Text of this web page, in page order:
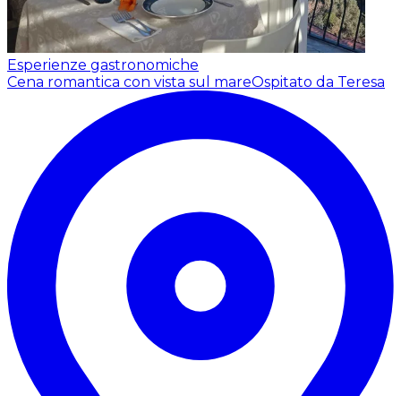
Esperienze gastronomiche
Cena romantica con vista sul mareOspitato da Teresa